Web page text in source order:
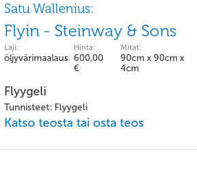
Satu Wallenius:
Flyin - Steinway & Sons
Laji:
öljyvärimaalaus
Hinta:
600,00
€
Mitat:
90cm x 90cm x
4cm
Flyygeli
Tunnisteet: Flyygeli
Katso teosta tai osta teos